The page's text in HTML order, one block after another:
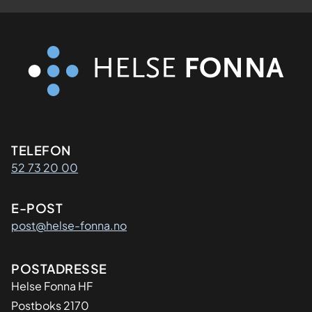
Kontaktinformasjon
TELEFON
52 73 20 00
E-POST
post@helse-fonna.no
Adresse
POSTADRESSE
​Helse Fonna HF
Postboks 2170